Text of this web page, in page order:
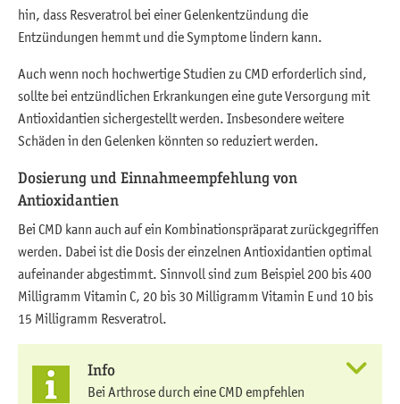
hin, dass Resveratrol bei einer Gelenkentzündung die
Entzündungen hemmt und die Symptome lindern kann.
Auch wenn noch hochwertige Studien zu CMD erforderlich sind,
sollte bei entzündlichen Erkrankungen eine gute Versorgung mit
Antioxidantien sichergestellt werden. Insbesondere weitere
Schäden in den Gelenken könnten so reduziert werden.
Dosierung und Einnahmeempfehlung von
Antioxidantien
Bei CMD kann auch auf ein Kombinationspräparat zurückgegriffen
werden. Dabei ist die Dosis der einzelnen Antioxidantien optimal
aufeinander abgestimmt. Sinnvoll sind zum Beispiel 200 bis 400
Milligramm Vitamin C, 20 bis 30 Milligramm Vitamin E und 10 bis
15 Milligramm Resveratrol.
Info
Bei Arthrose durch eine CMD empfehlen